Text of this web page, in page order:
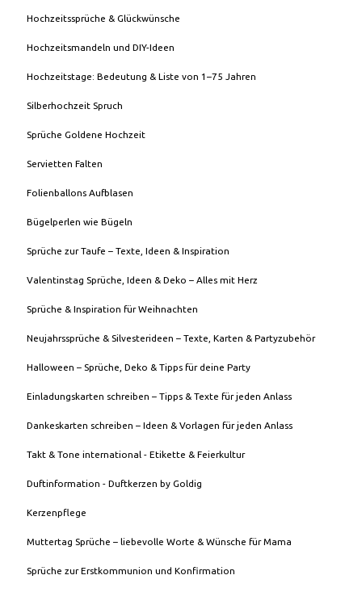
Hochzeitssprüche & Glückwünsche
Hochzeitsmandeln und DIY-Ideen
Hochzeitstage: Bedeutung & Liste von 1–75 Jahren
Silberhochzeit Spruch
Sprüche Goldene Hochzeit
Servietten Falten
Folienballons Aufblasen
Bügelperlen wie Bügeln
Sprüche zur Taufe – Texte, Ideen & Inspiration
Valentinstag Sprüche, Ideen & Deko – Alles mit Herz
Sprüche & Inspiration für Weihnachten
Neujahrssprüche & Silvesterideen – Texte, Karten & Partyzubehör
Halloween – Sprüche, Deko & Tipps für deine Party
Einladungskarten schreiben – Tipps & Texte für jeden Anlass
Dankeskarten schreiben – Ideen & Vorlagen für jeden Anlass
Takt & Tone international - Etikette & Feierkultur
Duftinformation - Duftkerzen by Goldig
Kerzenpflege
Muttertag Sprüche – liebevolle Worte & Wünsche für Mama
Sprüche zur Erstkommunion und Konfirmation